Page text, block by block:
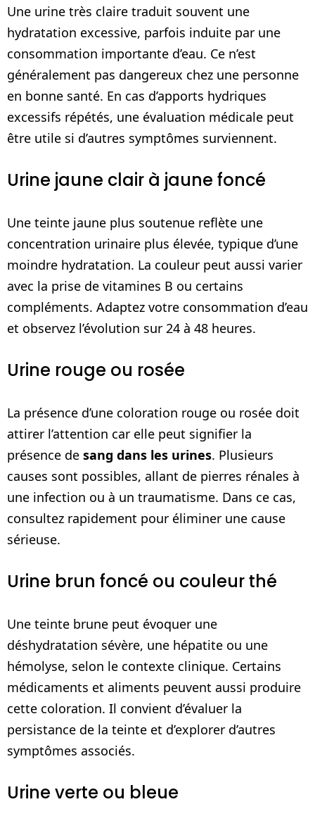
Une urine très claire traduit souvent une
hydratation excessive, parfois induite par une
consommation importante d’eau. Ce n’est
généralement pas dangereux chez une personne
en bonne santé. En cas d’apports hydriques
excessifs répétés, une évaluation médicale peut
être utile si d’autres symptômes surviennent.
Urine jaune clair à jaune foncé
Une teinte jaune plus soutenue reflète une
concentration urinaire plus élevée, typique d’une
moindre hydratation. La couleur peut aussi varier
avec la prise de vitamines B ou certains
compléments. Adaptez votre consommation d’eau
et observez l’évolution sur 24 à 48 heures.
Urine rouge ou rosée
La présence d’une coloration rouge ou rosée doit
attirer l’attention car elle peut signifier la
présence de sang dans les urines. Plusieurs
causes sont possibles, allant de pierres rénales à
une infection ou à un traumatisme. Dans ce cas,
consultez rapidement pour éliminer une cause
sérieuse.
Urine brun foncé ou couleur thé
Une teinte brune peut évoquer une
déshydratation sévère, une hépatite ou une
hémolyse, selon le contexte clinique. Certains
médicaments et aliments peuvent aussi produire
cette coloration. Il convient d’évaluer la
persistance de la teinte et d’explorer d’autres
symptômes associés.
Urine verte ou bleue